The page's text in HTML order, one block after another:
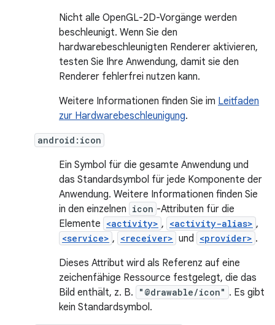
Nicht alle OpenGL-2D-Vorgänge werden
beschleunigt. Wenn Sie den
hardwarebeschleunigten Renderer aktivieren,
testen Sie Ihre Anwendung, damit sie den
Renderer fehlerfrei nutzen kann.
Weitere Informationen finden Sie im Leitfaden
zur Hardwarebeschleunigung.
android:icon
Ein Symbol für die gesamte Anwendung und
das Standardsymbol für jede Komponente der
Anwendung. Weitere Informationen finden Sie
in den einzelnen icon -Attributen für die
Elemente <activity> , <activity-alias> ,
<service> , <receiver> und <provider> .
Dieses Attribut wird als Referenz auf eine
zeichenfähige Ressource festgelegt, die das
Bild enthält, z. B.
"@drawable/icon" . Es gibt
kein Standardsymbol.